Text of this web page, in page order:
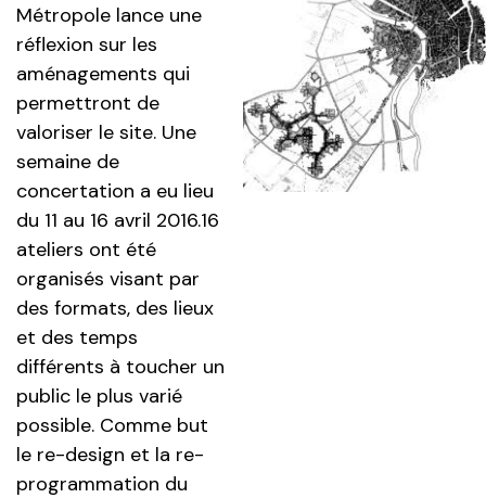
Métropole lance une
réflexion sur les
aménagements qui
permettront de
valoriser le site. Une
semaine de
concertation a eu lieu
du 11 au 16 avril 2016.16
ateliers ont été
organisés visant par
des formats, des lieux
et des temps
différents à toucher un
public le plus varié
possible. Comme but
le re-design et la re-
programmation du